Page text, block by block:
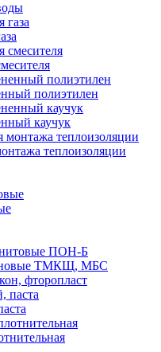
полиэтилен
каучук
теплоизоляции
ПОН-Б
ТМКЩ, МБС
фторопласт